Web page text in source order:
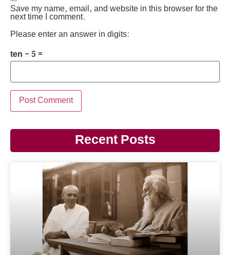
Save my name, email, and website in this browser for the
next time I comment.
Please enter an answer in digits:
ten − 5 =
Recent Posts